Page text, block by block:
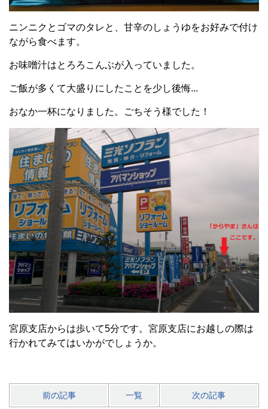
ニンニクとゴマのタレと、甘辛のしょうゆをお好みで付け
ながら食べます。
お味噌汁はとろろこんぶが入っていました。
ご飯が多くて大盛りにしたことを少し後悔...
おなか一杯になりました。ごちそう様でした！
宮原支店からは歩いて5分です。宮原支店にお越しの際は
行かれてみてはいかがでしょうか。
前の記事 一覧 次の記事